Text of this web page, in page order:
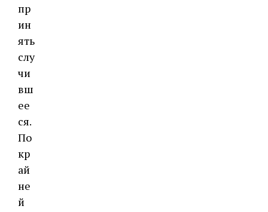
пр
ин
ять
слу
чи
вш
ее
ся.
По
кр
ай
не
й